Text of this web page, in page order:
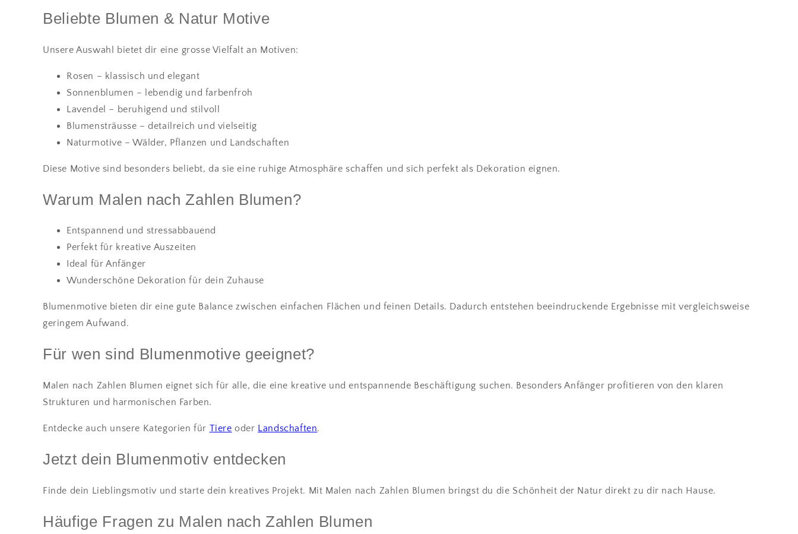
Beliebte Blumen & Natur Motive
Unsere Auswahl bietet dir eine grosse Vielfalt an Motiven:
Rosen – klassisch und elegant
Sonnenblumen – lebendig und farbenfroh
Lavendel – beruhigend und stilvoll
Blumensträusse – detailreich und vielseitig
Naturmotive – Wälder, Pflanzen und Landschaften
Diese Motive sind besonders beliebt, da sie eine ruhige Atmosphäre schaffen und sich perfekt als Dekoration eignen.
Warum Malen nach Zahlen Blumen?
Entspannend und stressabbauend
Perfekt für kreative Auszeiten
Ideal für Anfänger
Wunderschöne Dekoration für dein Zuhause
Blumenmotive bieten dir eine gute Balance zwischen einfachen Flächen und feinen Details. Dadurch entstehen beeindruckende Ergebnisse mit vergleichsweise
geringem Aufwand.
Für wen sind Blumenmotive geeignet?
Malen nach Zahlen Blumen eignet sich für alle, die eine kreative und entspannende Beschäftigung suchen. Besonders Anfänger profitieren von den klaren
Strukturen und harmonischen Farben.
Entdecke auch unsere Kategorien für Tiere oder Landschaften.
Jetzt dein Blumenmotiv entdecken
Finde dein Lieblingsmotiv und starte dein kreatives Projekt. Mit Malen nach Zahlen Blumen bringst du die Schönheit der Natur direkt zu dir nach Hause.
Häufige Fragen zu Malen nach Zahlen Blumen